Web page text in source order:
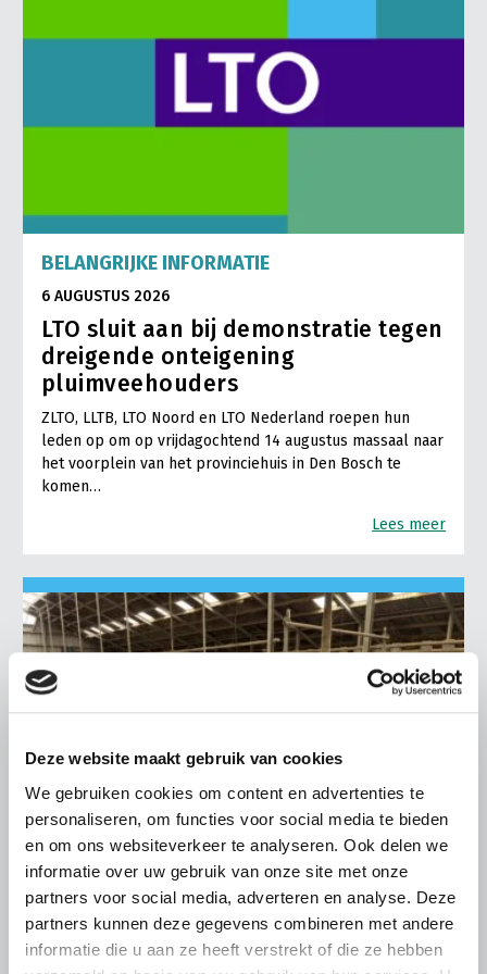
Deze website maakt gebruik van cookies
We gebruiken cookies om content en advertenties te
personaliseren, om functies voor social media te bieden
en om ons websiteverkeer te analyseren. Ook delen we
informatie over uw gebruik van onze site met onze
partners voor social media, adverteren en analyse. Deze
partners kunnen deze gegevens combineren met andere
informatie die u aan ze heeft verstrekt of die ze hebben
Vakgroepbestuurders
BELANGRIJKE INFORMATIE
6 AUGUSTUS 2026
LTO sluit aan bij demonstratie tegen
dreigende onteigening
pluimveehouders
ZLTO, LLTB, LTO Noord en LTO Nederland roepen hun
leden op om op vrijdagochtend 14 augustus massaal naar
het voorplein van het provinciehuis in Den Bosch te
komen…
Lees meer
LTO LOBBY